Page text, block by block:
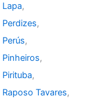
Lapa,
Perdizes,
Perús,
Pinheiros,
Pirituba,
Raposo Tavares,